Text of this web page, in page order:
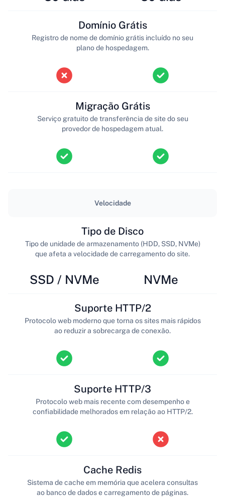
Domínio Grátis
Registro de nome de domínio grátis incluído no seu
plano de hospedagem.
Migração Grátis
Serviço gratuito de transferência de site do seu
provedor de hospedagem atual.
Velocidade
SSD / NVMe
Tipo de Disco
Tipo de unidade de armazenamento (HDD, SSD, NVMe)
que afeta a velocidade de carregamento do site.
NVMe
Suporte HTTP/2
Protocolo web moderno que torna os sites mais rápidos
ao reduzir a sobrecarga de conexão.
Suporte HTTP/3
Protocolo web mais recente com desempenho e
confiabilidade melhorados em relação ao HTTP/2.
Cache Redis
Sistema de cache em memória que acelera consultas
ao banco de dados e carregamento de páginas.